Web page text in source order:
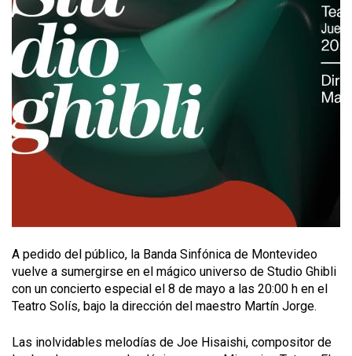
A pedido del público, la Banda Sinfónica de Montevideo
vuelve a sumergirse en el mágico universo de Studio Ghibli
con un concierto especial el 8 de mayo a las 20:00 h en el
Teatro Solís, bajo la dirección del maestro Martín Jorge.
Las inolvidables melodías de Joe Hisaishi, compositor de